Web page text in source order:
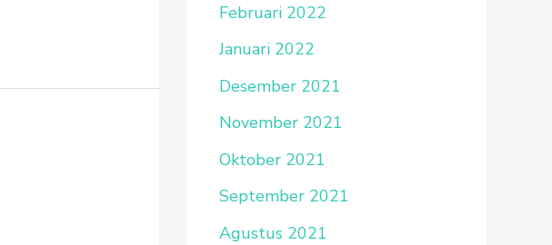
Februari 2022
Januari 2022
Desember 2021
November 2021
Oktober 2021
September 2021
Agustus 2021